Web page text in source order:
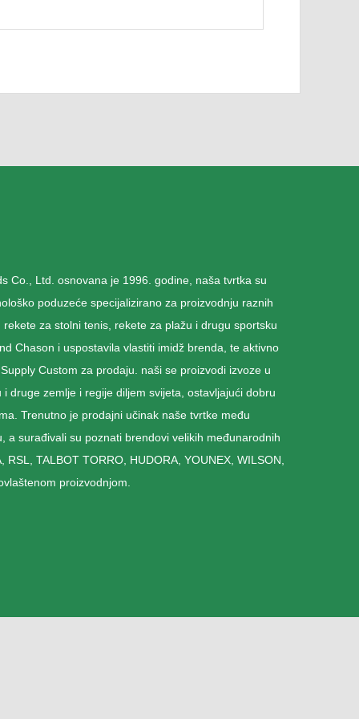
Co., Ltd. osnovana je 1996. godine, naša tvrtka su
poduzeće specijalizirano za proizvodnju raznih
za stolni tenis, rekete za plažu i drugu sportsku
Chason i uspostavila vlastiti imidž brenda, te aktivno
Custom za prodaju. naši se proizvodi izvoze u
druge zemlje i regije diljem svijeta, ostavljajući dobru
Trenutno je prodajni učinak naše tvrtke među
a surađivali su poznati brendovi velikih međunarodnih
TALBOT TORRO, HUDORA, YOUNEX, WILSON,
proizvodnjom.